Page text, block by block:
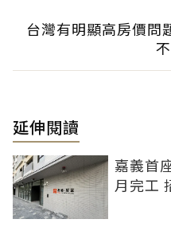
台灣有明顯高房價問
延伸閱讀
嘉義首
月完工